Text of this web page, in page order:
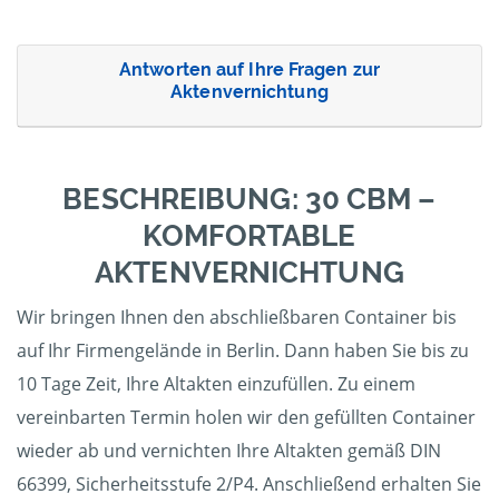
Antworten auf Ihre Fragen zur
Aktenvernichtung
BESCHREIBUNG: 30 CBM –
KOMFORTABLE
AKTENVERNICHTUNG
Wir bringen Ihnen den abschließbaren Container bis
auf Ihr Firmengelände in Berlin. Dann haben Sie bis zu
10 Tage Zeit, Ihre Altakten einzufüllen. Zu einem
vereinbarten Termin holen wir den gefüllten Container
wieder ab und vernichten Ihre Altakten gemäß DIN
66399, Sicherheitsstufe 2/P4. Anschließend erhalten Sie